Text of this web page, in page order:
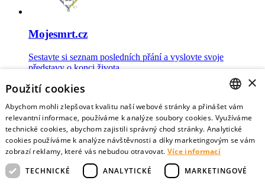
Mojesmrt.cz
Sestavte si seznam posledních přání a vyslovte svoje
představy o konci života
Data o umírání
Nejnovější data o postojích veřejnosti a zdravotníků k umírání
CZECH
ENGLISH
×
Použití cookies
Abychom mohli zlepšovat kvalitu naší webové stránky a přinášet vám
relevantní informace, používáme k analýze soubory cookies. Využíváme
technické cookies, abychom zajistili správný chod stránky. Analytické
cookies používáme k analýze návštěvnosti a díky marketingovým se vám
zobrazí reklamy, které vás nebudou otravovat. Více informací
TECHNICKÉ
ANALYTICKÉ MARKETINGOVÉ